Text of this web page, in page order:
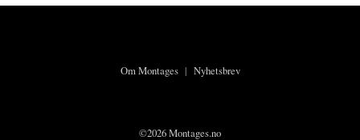
Om Montages| Nyhetsbrev
©2026 Montages.no